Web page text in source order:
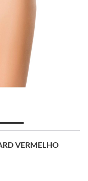
VERMELHO